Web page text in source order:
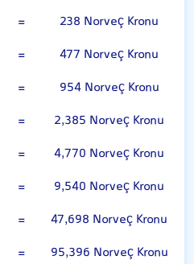
=
238 Norveç Kronu
=
477 Norveç Kronu
=
954 Norveç Kronu
=
2,385 Norveç Kronu
=
4,770 Norveç Kronu
=
9,540 Norveç Kronu
=
47,698 Norveç Kronu
= 95,396 Norveç Kronu